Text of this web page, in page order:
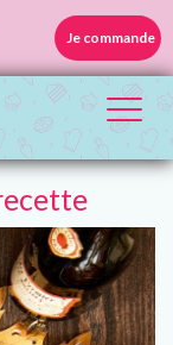
Je commande